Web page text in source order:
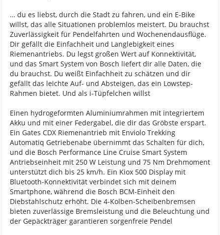
… du es liebst, durch die Stadt zu fahren, und ein E-Bike
willst, das alle Situationen problemlos meistert. Du brauchst
Zuverlässigkeit für Pendelfahrten und Wochenendausflüge.
Dir gefällt die Einfachheit und Langlebigkeit eines
Riemenantriebs. Du legst großen Wert auf Konnektivität,
und das Smart System von Bosch liefert dir alle Daten, die
du brauchst. Du weißt Einfachheit zu schätzen und dir
gefällt das leichte Auf- und Absteigen, das ein Lowstep-
Rahmen bietet. Und als i-Tüpfelchen willst
Einen hydrogeformten Aluminiumrahmen mit integriertem
Akku und mit einer Federgabel, die dir das Gröbste erspart.
Ein Gates CDX Riemenantrieb mit Enviolo Trekking
Automatiq Getriebenabe übernimmt das Schalten für dich,
und die Bosch Performance Line Cruise Smart System
Antriebseinheit mit 250 W Leistung und 75 Nm Drehmoment
unterstützt dich bis 25 km/h. Ein Kiox 500 Display mit
Bluetooth-Konnektivität verbindet sich mit deinem
Smartphone, während die Bosch BCM-Einheit den
Diebstahlschutz erhöht. Die 4-Kolben-Scheibenbremsen
bieten zuverlässige Bremsleistung und die Beleuchtung und
der Gepäckträger garantieren sorgenfreie Pendel